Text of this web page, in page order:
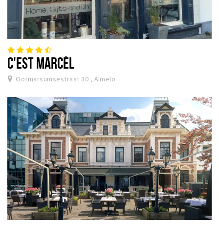
C'EST MARCÈL
Ootmarsumsestraat 30 , Almelo